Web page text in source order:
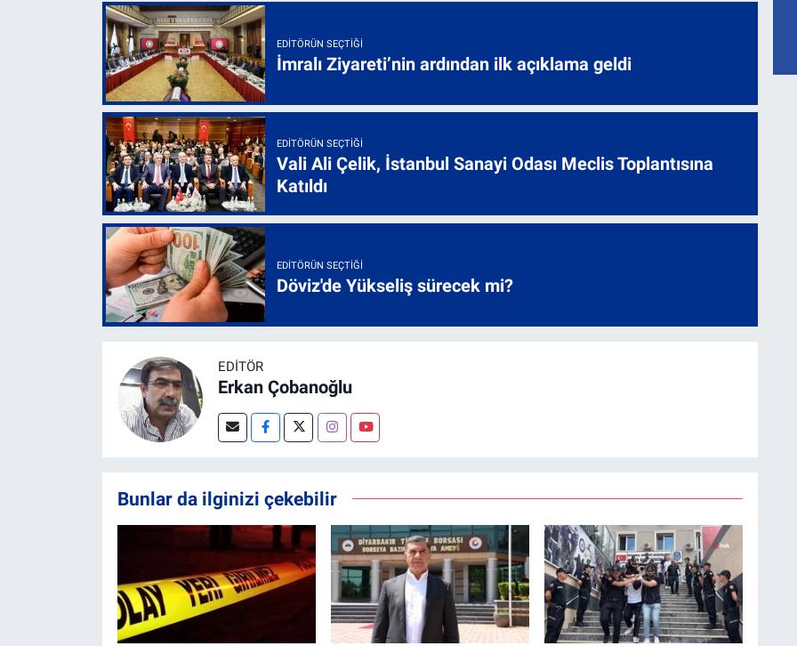
EDITÖRÜN SEÇTIĞI
İmralı Ziyareti’nin ardından ilk açıklama geldi
EDITÖRÜN SEÇTIĞI
Vali Ali Çelik, İstanbul Sanayi Odası Meclis Toplantısına
Katıldı
EDITÖRÜN SEÇTIĞI
Döviz'de Yükseliş sürecek mi?
EDITÖR
Erkan Çobanoğlu
Bunlar da ilginizi çekebilir